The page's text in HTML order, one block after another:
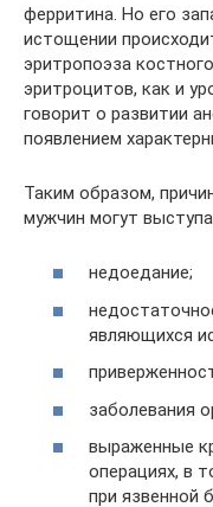
ферритина. Но его
истощении
эритропоэза
эритроцитов, как и
говорит о развитии
появлением
Таким образом,
мужчин могут
недоедание;
являющихся
заболевания
выраженные
операциях, в
при язвенной